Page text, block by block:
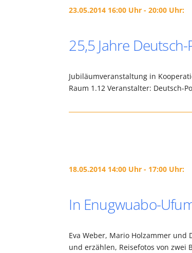
23.05.2014 16:00 Uhr - 20:00 Uhr:
25,5 Jahre
Jubiläumveranstaltung in
Raum 1.12 Veranstalter: Deutsch-
18.05.2014 14:00 Uhr - 17:00 Uhr:
In Enugwuabo-
Eva Weber, Mario Holzammer und
und erzählen, Reisefotos von zwei